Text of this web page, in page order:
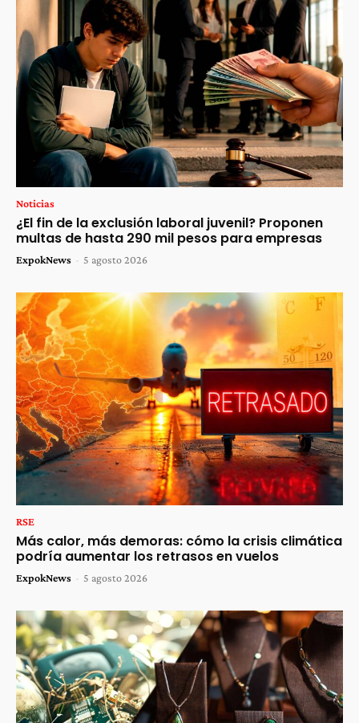
Noticias
¿El fin de la exclusión laboral juvenil? Proponen
multas de hasta 290 mil pesos para empresas
ExpokNews - 5 agosto 2026
RSE
Más calor, más demoras: cómo la crisis climática
podría aumentar los retrasos en vuelos
ExpokNews - 5 agosto 2026